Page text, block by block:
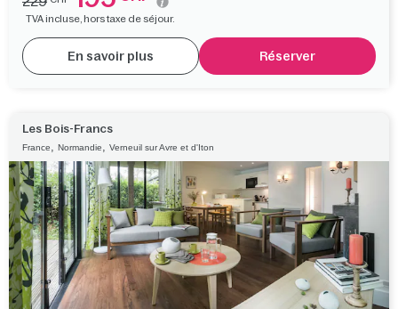
TVA incluse, hors taxe de séjour.
En savoir plus Réserver
Les Bois-Francs
France Normandie Verneuil sur Avre et d'Iton